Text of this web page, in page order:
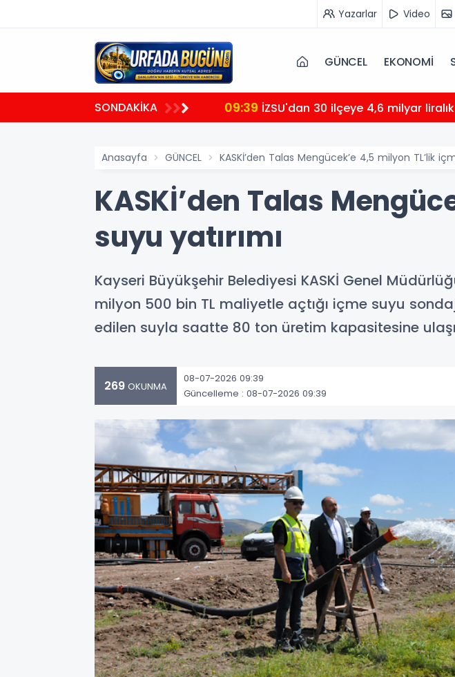
Yazarlar Video
GÜNCEL EKONOMİ
SONDAKİKA 09:39 İZSU'dan 30 ilçeye 4,6 milyar liralık
Anasayfa GÜNCEL KASKİ’den Talas Mengücek’e 4,5 milyon TL’lik
KASKİ’den Talas
suyu yatırımı
Kayseri Büyükşehir Belediyesi KASKİ Genel
milyon 500 bin TL maliyetle açtığı içme suyu
edilen suyla saatte 80 ton üretim kapasitesine
269 OKUNMA
08-07-2026 09:39
Güncelleme : 08-07-2026 09:39